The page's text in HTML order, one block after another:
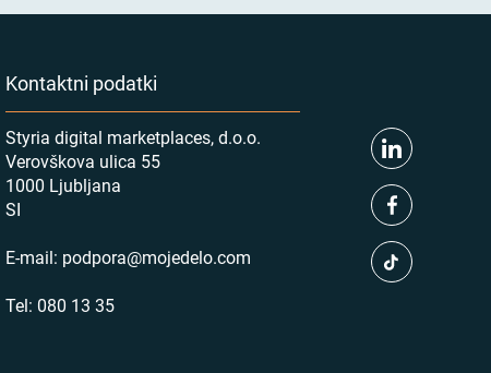
Kontaktni podatki
Styria digital marketplaces, d.o.o.
Verovškova ulica 55
1000 Ljubljana
SI
E-mail: podpora@mojedelo.com
Tel: 080 13 35